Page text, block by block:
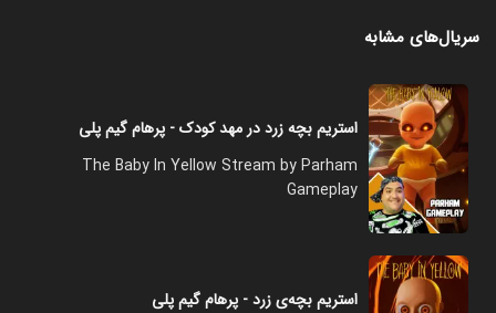
سریال‌های مشابه
استریم بچه زرد در مهد کودک - پرهام گیم پلی
The Baby In Yellow Stream by Parham
Gameplay
استریم بچه‌ی زرد - پرهام گیم پلی